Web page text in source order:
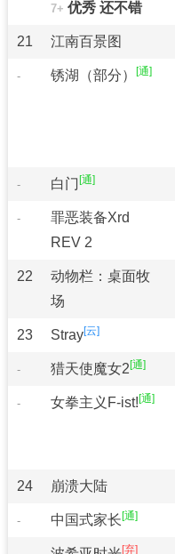
7+ 优秀 还不错
21 江南百景图
- 锈湖（部分）
- 白门
-
罪恶装备Xrd
REV 2
22
动物栏：桌面牧
场
23 Stray
- 猎天使魔女2
- 女拳主义F-ist!
24 崩溃大陆
- 中国式家长